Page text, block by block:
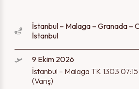
İstanbul – Malaga – Granada –
İstanbul
9 Ekim 2026
İstanbul – Malaga TK 1303 07:15
(Varış)